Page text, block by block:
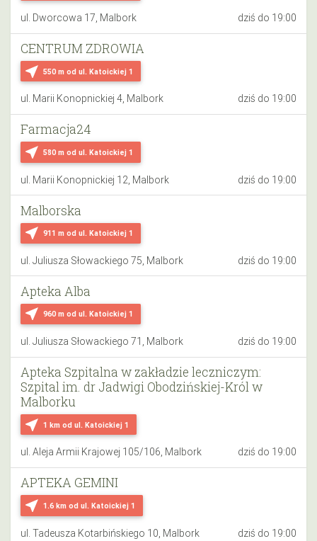
ul. Dworcowa 17, Malbork dziś do 19:00
near_me 550 m od ul. Katoickiej 1
CENTRUM ZDROWIA
ul. Marii Konopnickiej 4, Malbork dziś do 19:00
near_me 580 m od ul. Katoickiej 1
Farmacja24
ul. Marii Konopnickiej 12, Malbork dziś do 19:00
near_me 911 m od ul. Katoickiej 1
Malborska
ul. Juliusza Słowackiego 75, Malbork dziś do 19:00
near_me 960 m od ul. Katoickiej 1
Apteka Alba
ul. Juliusza Słowackiego 71, Malbork dziś do 19:00
near_me 1 km od ul. Katoickiej 1
Apteka Szpitalna w zakładzie leczniczym:
Szpital im. dr Jadwigi Obodzińskiej-Król w
Malborku
ul. Aleja Armii Krajowej 105/106, Malbork dziś do 19:00
near_me 1.6 km od ul. Katoickiej 1
APTEKA GEMINI
ul. Tadeusza Kotarbińskiego 10, Malbork dziś do 19:00